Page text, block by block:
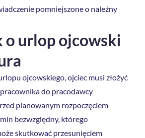
pomniejszone o należny
o urlop ojcowski
ojcowskiego, ojciec musi złożyć
do pracodawcy
planowanym rozpoczęciem
bezwzględny, którego
skutkować przesunięciem